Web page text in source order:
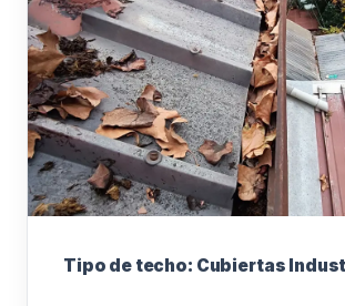
Tipo de techo: Cubiertas